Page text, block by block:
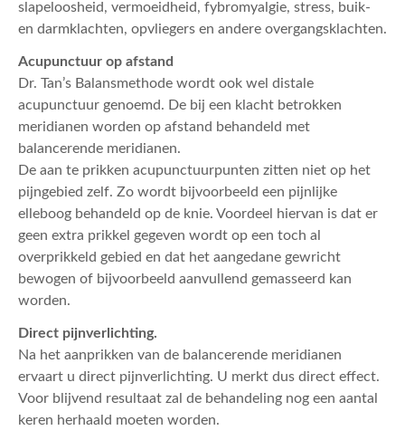
slapeloosheid, vermoeidheid, fybromyalgie, stress, buik-
en darmklachten, opvliegers en andere overgangsklachten.
Acupunctuur op afstand
Dr. Tan’s Balansmethode wordt ook wel distale
acupunctuur genoemd. De bij een klacht betrokken
meridianen worden op afstand behandeld met
balancerende meridianen.
De aan te prikken acupunctuurpunten zitten niet op het
pijngebied zelf. Zo wordt bijvoorbeeld een pijnlijke
elleboog behandeld op de knie. Voordeel hiervan is dat er
geen extra prikkel gegeven wordt op een toch al
overprikkeld gebied en dat het aangedane gewricht
bewogen of bijvoorbeeld aanvullend gemasseerd kan
worden.
Direct pijnverlichting.
Na het aanprikken van de balancerende meridianen
ervaart u direct pijnverlichting. U merkt dus direct effect.
Voor blijvend resultaat zal de behandeling nog een aantal
keren herhaald moeten worden.